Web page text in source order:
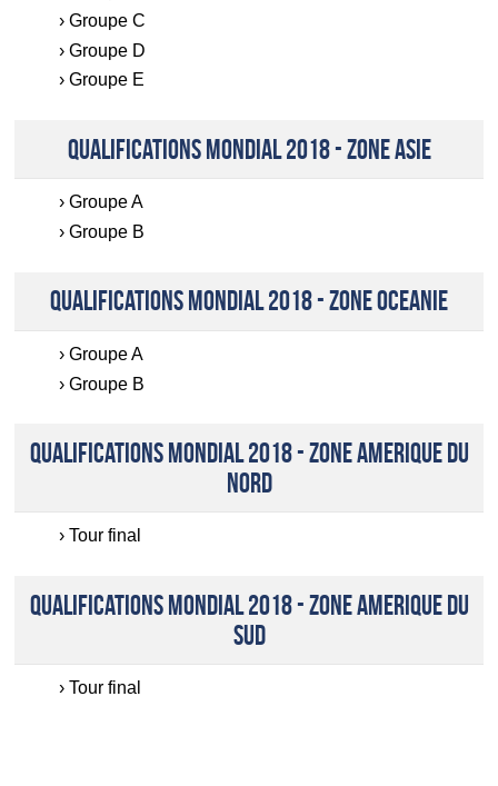
Groupe C
Groupe D
Groupe E
QUALIFICATIONS MONDIAL 2018 - ZONE ASIE
Groupe A
Groupe B
QUALIFICATIONS MONDIAL 2018 - ZONE OCEANIE
Groupe A
Groupe B
QUALIFICATIONS MONDIAL 2018 - ZONE AMERIQUE DU
NORD
Tour final
QUALIFICATIONS MONDIAL 2018 - ZONE AMERIQUE DU
SUD
Tour final